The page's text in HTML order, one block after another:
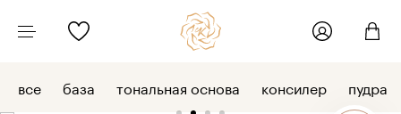
все база тональная основа консилер пудра